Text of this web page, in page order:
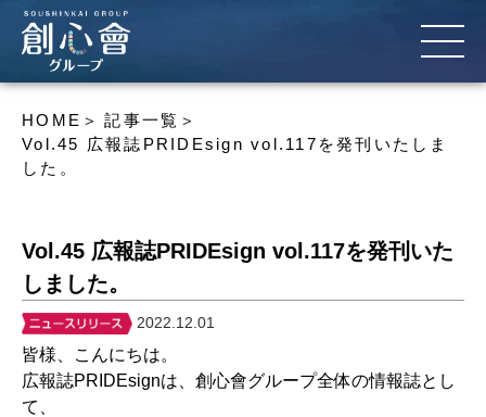
HOME
記事一覧
Vol.45 広報誌PRIDEsign vol.117を発刊いたしま
した。
Vol.45 広報誌PRIDEsign vol.117を発刊いた
しました。
2022.12.01
皆様、こんにちは。
広報誌PRIDEsignは、創心會グループ全体の情報誌とし
て、